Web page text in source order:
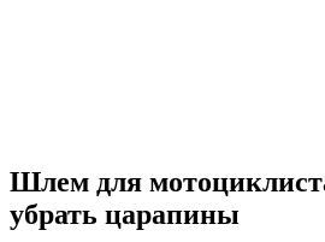
Шлем для
убрать царапины